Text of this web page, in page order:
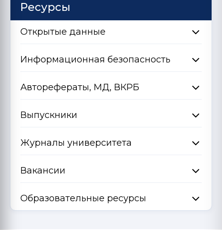
Ресурсы
Открытые данные
Информационная безопасность
Авторефераты, МД, ВКРБ
Выпускники
Журналы университета
Вакансии
Образовательные ресурсы